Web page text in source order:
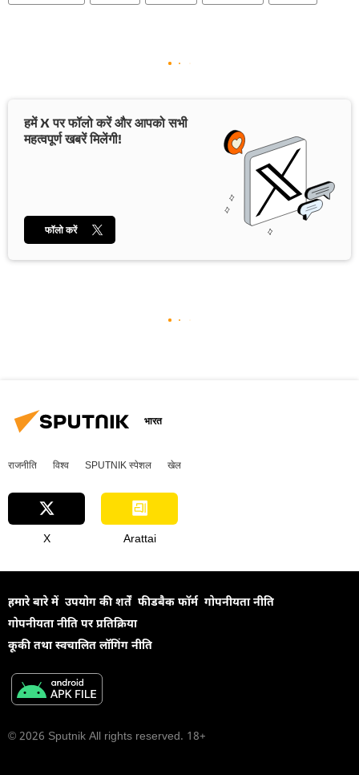
हमें X पर फॉलो करें और आपको सभी
महत्वपूर्ण खबरें मिलेंगी!
फॉलो करें
भारत
राजनीति विश्व SPUTNIK स्पेशल खेल
X Arattai
हमारे बारे में उपयोग की शर्तें फीडबैक फॉर्म गोपनीयता नीति
गोपनीयता नीति पर प्रतिक्रिया
कूकी तथा स्वचालित लॉगिंग नीति
© 2026 Sputnik All rights reserved. 18+